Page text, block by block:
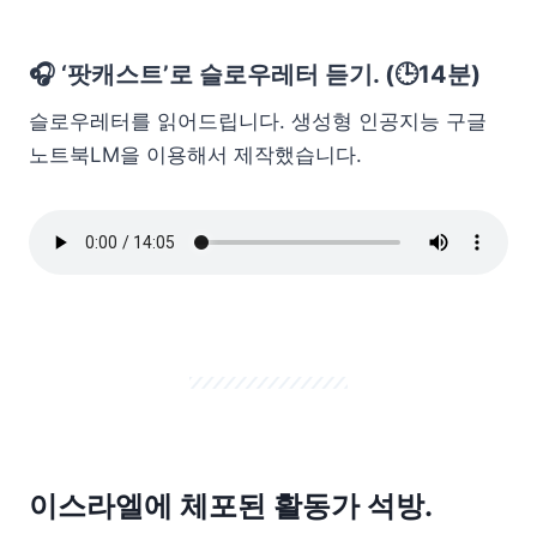
🎧 ‘팟캐스트’로 슬로우레터 듣기. (🕒14분)
슬로우레터를 읽어드립니다. 생성형 인공지능 구글
노트북LM을 이용해서 제작했습니다.
이스라엘에 체포된 활동가 석방.